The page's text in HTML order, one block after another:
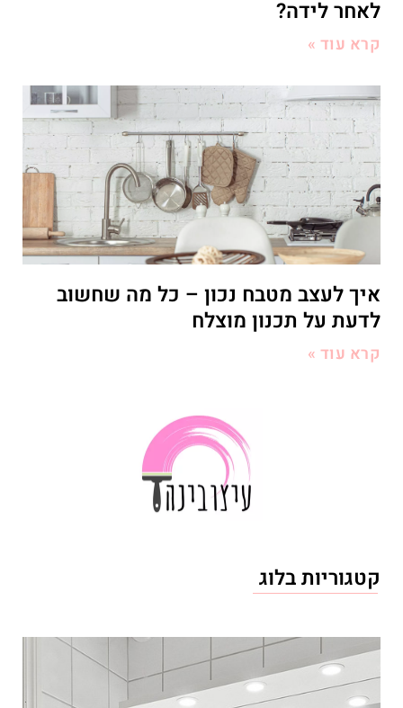
לאחר לידה?
קרא עוד »
איך לעצב מטבח נכון – כל מה שחשוב
לדעת על תכנון מוצלח
קרא עוד »
קטגוריות בלוג